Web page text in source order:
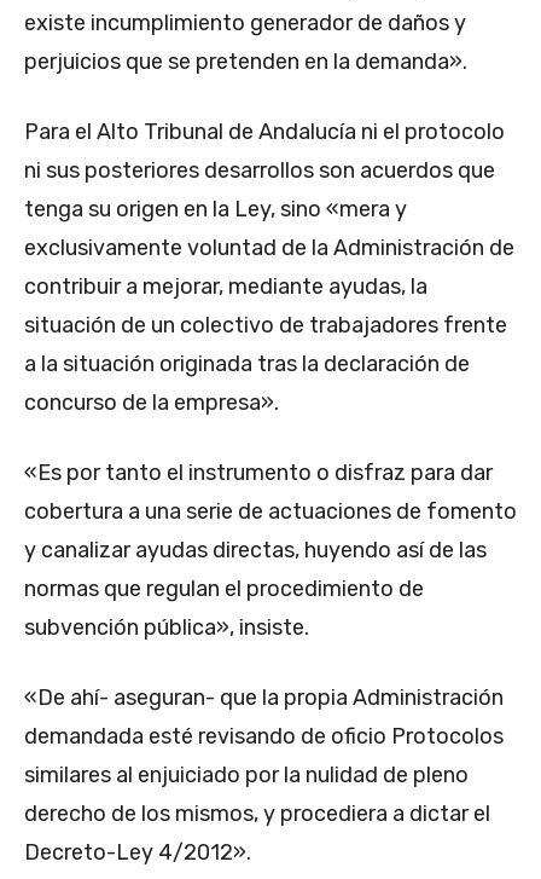
existe incumplimiento generador de daños y
perjuicios que se pretenden en la demanda».
Para el Alto Tribunal de Andalucía ni el protocolo
ni sus posteriores desarrollos son acuerdos que
tenga su origen en la Ley, sino «mera y
exclusivamente voluntad de la Administración de
contribuir a mejorar, mediante ayudas, la
situación de un colectivo de trabajadores frente
a la situación originada tras la declaración de
concurso de la empresa».
«Es por tanto el instrumento o disfraz para dar
cobertura a una serie de actuaciones de fomento
y canalizar ayudas directas, huyendo así de las
normas que regulan el procedimiento de
subvención pública», insiste.
«De ahí- aseguran- que la propia Administración
demandada esté revisando de oficio Protocolos
similares al enjuiciado por la nulidad de pleno
derecho de los mismos, y procediera a dictar el
Decreto-Ley 4/2012».